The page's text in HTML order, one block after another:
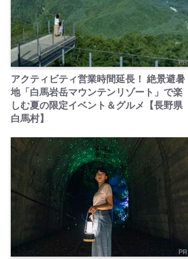
PR
アクティビティ営業時間延長！ 絶景避暑
地「白馬岩岳マウンテンリゾート」で楽
しむ夏の限定イベント＆グルメ【長野県
白馬村】
PR